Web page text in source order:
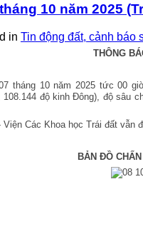
10 năm 2025
in Tin động đất, cảnh báo
THÔNG
tháng 10 năm 2025 tức 00
độ kinh Đông), độ sâu
Các Khoa học Trái đất vẫn
BẢN ĐỒ